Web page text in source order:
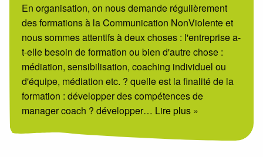
En organisation, on nous demande régulièrement
des formations à la Communication NonViolente et
nous sommes attentifs à deux choses : l'entreprise a-
t-elle besoin de formation ou bien d'autre chose :
médiation, sensibilisation, coaching individuel ou
d'équipe, médiation etc. ? quelle est la finalité de la
formation : développer des compétences de
manager coach ? développer… Lire plus »